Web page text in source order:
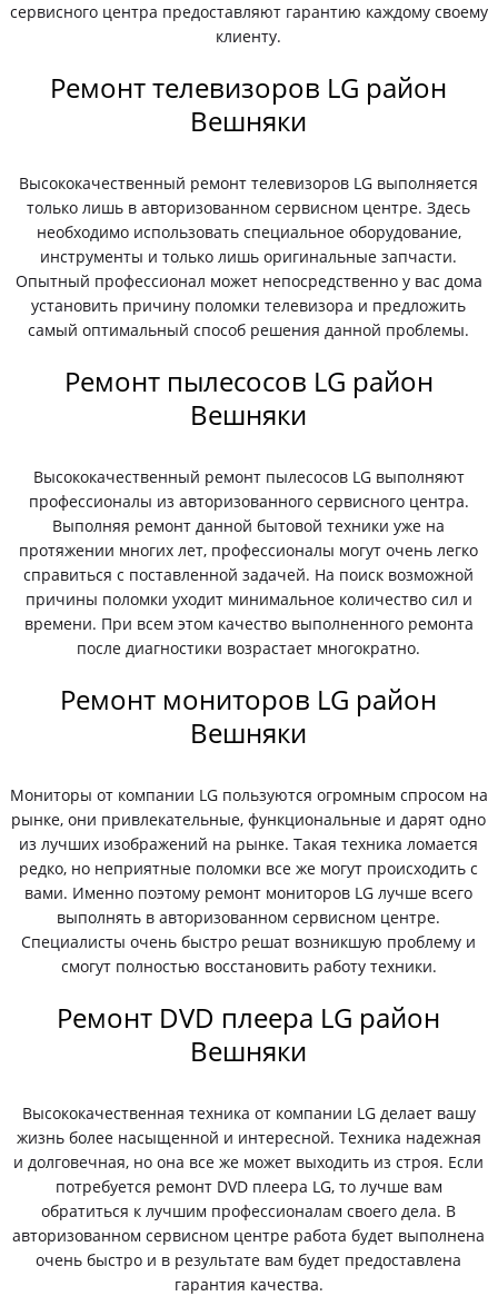
сервисного центра предоставляют гарантию каждому своему
клиенту.
Ремонт телевизоров LG район
Вешняки
Высококачественный ремонт телевизоров LG выполняется
только лишь в авторизованном сервисном центре. Здесь
необходимо использовать специальное оборудование,
инструменты и только лишь оригинальные запчасти.
Опытный профессионал может непосредственно у вас дома
установить причину поломки телевизора и предложить
самый оптимальный способ решения данной проблемы.
Ремонт пылесосов LG район
Вешняки
Высококачественный ремонт пылесосов LG выполняют
профессионалы из авторизованного сервисного центра.
Выполняя ремонт данной бытовой техники уже на
протяжении многих лет, профессионалы могут очень легко
справиться с поставленной задачей. На поиск возможной
причины поломки уходит минимальное количество сил и
времени. При всем этом качество выполненного ремонта
после диагностики возрастает многократно.
Ремонт мониторов LG район
Вешняки
Мониторы от компании LG пользуются огромным спросом на
рынке, они привлекательные, функциональные и дарят одно
из лучших изображений на рынке. Такая техника ломается
редко, но неприятные поломки все же могут происходить с
вами. Именно поэтому ремонт мониторов LG лучше всего
выполнять в авторизованном сервисном центре.
Специалисты очень быстро решат возникшую проблему и
смогут полностью восстановить работу техники.
Ремонт DVD плеера LG район
Вешняки
Высококачественная техника от компании LG делает вашу
жизнь более насыщенной и интересной. Техника надежная
и долговечная, но она все же может выходить из строя. Если
потребуется ремонт DVD плеера LG, то лучше вам
обратиться к лучшим профессионалам своего дела. В
авторизованном сервисном центре работа будет выполнена
очень быстро и в результате вам будет предоставлена
гарантия качества.